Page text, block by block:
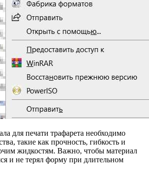
для печати трафарета необходимо
такие как прочность, гибкость и
жидкостям. Важно, чтобы материал
и не терял форму при длительном